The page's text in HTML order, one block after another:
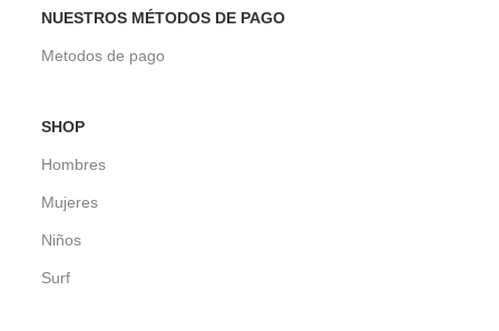
NUESTROS MÉTODOS DE PAGO
Metodos de pago
SHOP
Hombres
Mujeres
Niños
Surf